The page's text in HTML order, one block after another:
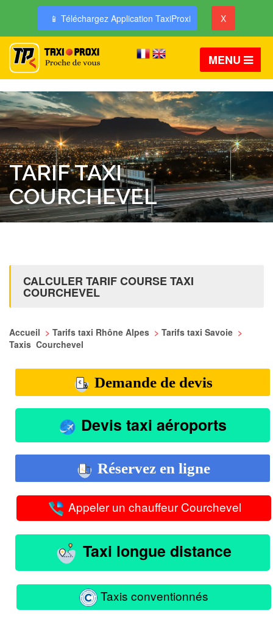
📱 Téléchargez Application TaxiProxi X
MENU
TARIF TAXI
COURCHEVEL
CALCULER TARIF COURSE TAXI
COURCHEVEL
Accueil > Tarifs taxi Rhône Alpes > Tarifs taxi Savoie >
Taxis Courchevel
Demande de devis
Devis taxi aéroports
Réservez en ligne
Appeler un chauffeur Courchevel
Taxi longue distance
Taxis conventionnés